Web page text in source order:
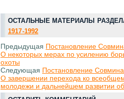
ОСТАЛЬНЫЕ МАТЕРИАЛЫ
1917-1992
Предыдущая Постановление
О некоторых мерах по усилению
охоты
Следующая Постановление
О завершении перехода ко
молодежи и дальнейшем развитии